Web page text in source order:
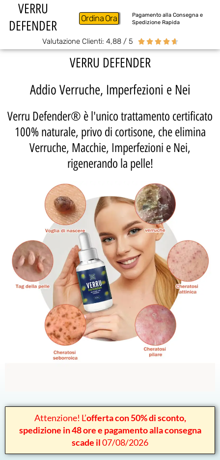
VERRU
DEFENDER
Ordina Ora
Pagamento alla Consegna e
Spedizione Rapida
Valutazione Clienti: 4,88 / 5     
VERRU DEFENDER
Addio Verruche, Imperfezioni e Nei
Verru Defender® è l'unico trattamento certificato
100% naturale, privo di cortisone, che elimina
Verruche, Macchie, Imperfezioni e Nei,
rigenerando la pelle!
Attenzione! L’offerta con 50% di sconto,
spedizione in 48 ore e pagamento alla consegna
scade il07/08/2026